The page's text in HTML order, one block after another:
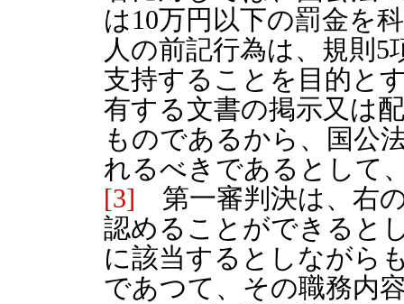
は10万円以下の罰金を
人の前記行為は、規則5
支持することを目的と
有する文書の掲示又は
ものであるから、国公
れるべきであるとして
[3] 第一審判決は、右
認めることができると
に該当するとしながら
であつて、その職務内